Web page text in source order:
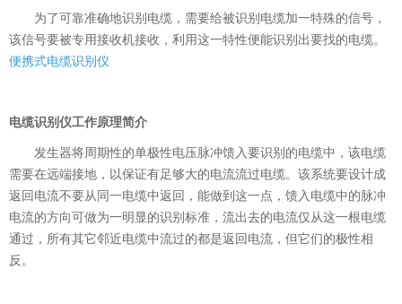
为了可靠准确地识别电缆，需要给被识别电缆加一特殊的信号，
该信号要被专用接收机接收，利用这一特性便能识别出要找的电缆。
便携式电缆识别仪
电缆识别仪工作原理简介
发生器将周期性的单极性电压脉冲馈入要识别的电缆中，该电缆
需要在远端接地，以保证有足够大的电流流过电缆。该系统要设计成
返回电流不要从同一电缆中返回，能做到这一点，馈入电缆中的脉冲
电流的方向可做为一明显的识别标准，流出去的电流仅从这一根电缆
通过，所有其它邻近电缆中流过的都是返回电流，但它们的极性相
反。